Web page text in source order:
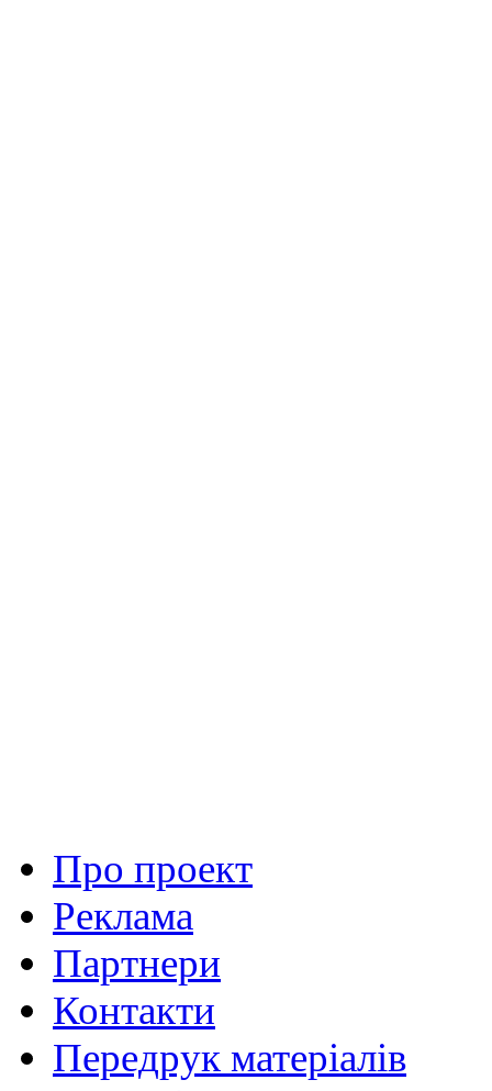
Про проект
Реклама
Партнери
Контакти
Передрук матеріалів